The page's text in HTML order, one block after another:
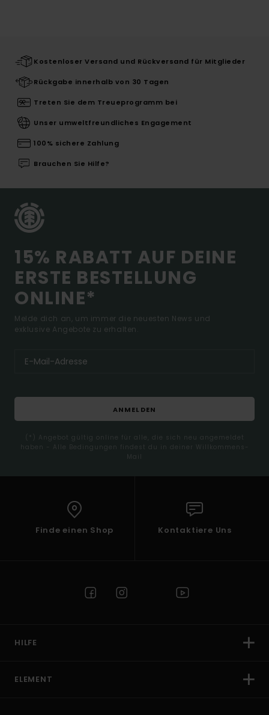
Kostenloser Versand und Rückversand für Mitglieder
Rückgabe innerhalb von 30 Tagen
Treten Sie dem Treueprogramm bei
Unser umweltfreundliches Engagement
100% sichere Zahlung
Brauchen Sie Hilfe?
15% RABATT AUF DEINE
ERSTE BESTELLUNG
ONLINE*
Melde dich an, um immer die neuesten News und
exklusive Angebote zu erhalten.
ANMELDEN
(*) Angebot gültig online für alle, die sich neu angemeldet
haben - Alle Bedingungen findest du in deiner Willkommens-
Mail
Finde einen Shop Kontaktiere Uns
HILFE
ELEMENT